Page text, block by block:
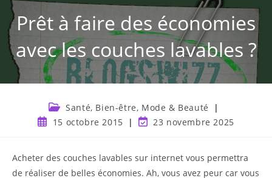
Prêt à faire des économies
avec les couches lavables ?
Santé, Bien-être, Mode & Beauté
15 octobre 2015
23 novembre 2025
Acheter des couches lavables sur internet vous permettra
de réaliser de belles économies. Ah, vous avez peur car vous